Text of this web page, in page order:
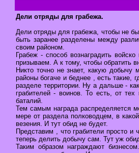
Дели отряды для грабежа.
Дели отряды для грабежа, чтобы не
быть заранее разделены между
своим районом.
Грабеж - способ вознаградить
призываем. А к тому, чтобы обратить
Никто точно не знает, какую добычу
районы богаче и беднее , есть такие,
разделе территории. Ну а дальше -
грабителей - воинов. То есть, от
баталий.
Тем самым награда распределяется
мере от раздела полководцем, в
везения. И тут обид не будет.
Представим , что грабители просто и
теперь делить добычу сам. Тут уж
Таким образом награждают